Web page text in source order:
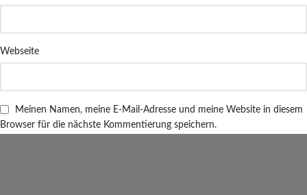
Webseite
Meinen Namen, meine E-Mail-Adresse und meine Website in diesem
Browser für die nächste Kommentierung speichern.